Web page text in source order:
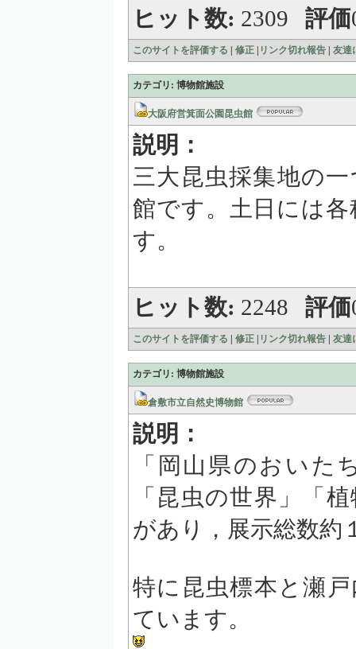
ヒット数: 2309 評価
このサイトを評価する 修正 リンク切れ報告 友達
カテゴリ: 博物館施設
大阪府営箕面公園昆虫館
説明：
三大昆虫採集地の
館です。土日には
す。
ヒット数: 2248 評価
このサイトを評価する 修正 リンク切れ報告 友達
カテゴリ: 博物館施設
倉敷市立自然史博物館
説明：
「岡山県のおいた
「昆虫の世界」「
があり，展示総数約
特に昆虫標本と瀬
ています。